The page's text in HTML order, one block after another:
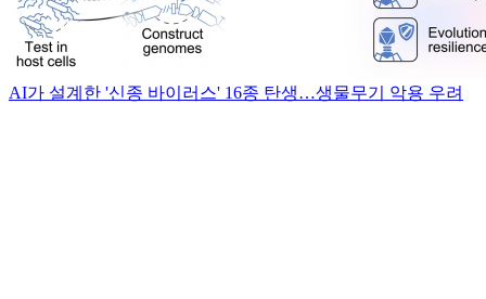
AI가 설계한 '신종 바이러스' 16종 탄생…생물무기 악용 우려